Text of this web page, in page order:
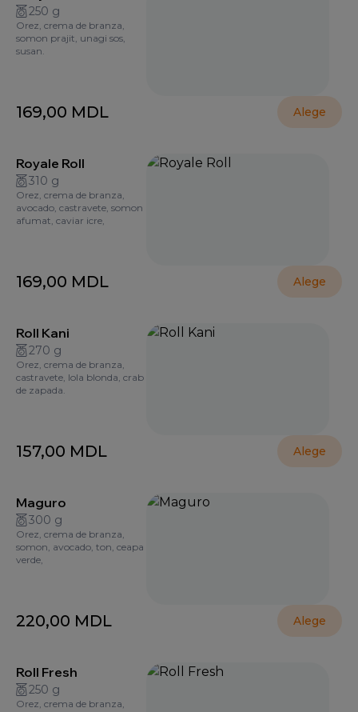
250 g
Orez, crema de branza,
somon prajit, unagi sos,
susan.
169,00 MDL Alege
Royale Roll
310 g
Orez, crema de branza,
avocado, castravete, somon
afumat, caviar icre,
169,00 MDL Alege
Roll Kani
270 g
Orez, crema de branza,
castravete, lola blonda, crab
de zapada.
157,00 MDL Alege
Maguro
300 g
Orez, crema de branza,
somon, avocado, ton, ceapa
verde,
220,00 MDL Alege
Roll Fresh
250 g
Orez, crema de branza,